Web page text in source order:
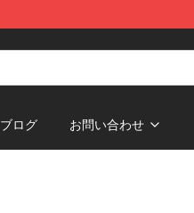
ブログ お問い合わせ